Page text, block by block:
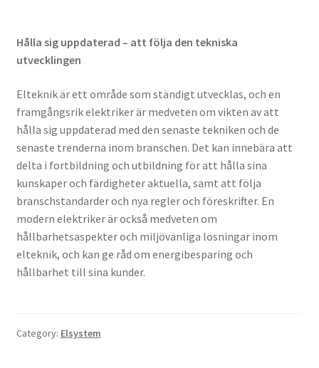
Hålla sig uppdaterad – att följa den tekniska
utvecklingen
Elteknik är ett område som ständigt utvecklas, och en
framgångsrik elektriker är medveten om vikten av att
hålla sig uppdaterad med den senaste tekniken och de
senaste trenderna inom branschen. Det kan innebära att
delta i fortbildning och utbildning för att hålla sina
kunskaper och färdigheter aktuella, samt att följa
branschstandarder och nya regler och föreskrifter. En
modern elektriker är också medveten om
hållbarhetsaspekter och miljövänliga lösningar inom
elteknik, och kan ge råd om energibesparing och
hållbarhet till sina kunder.
Category: Elsystem